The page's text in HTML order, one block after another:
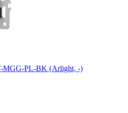
MGG-PL-BK (Arlight, -)